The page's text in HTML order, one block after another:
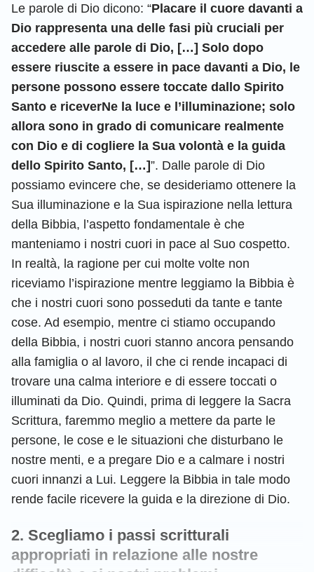
Le parole di Dio dicono: “Placare il cuore davanti a
Dio rappresenta una delle fasi più cruciali per
accedere alle parole di Dio, […] Solo dopo
essere riuscite a essere in pace davanti a Dio, le
persone possono essere toccate dallo Spirito
Santo e riceverNe la luce e l’illuminazione; solo
allora sono in grado di comunicare realmente
con Dio e di cogliere la Sua volontà e la guida
dello Spirito Santo, […]”. Dalle parole di Dio
possiamo evincere che, se desideriamo ottenere la
Sua illuminazione e la Sua ispirazione nella lettura
della Bibbia, l’aspetto fondamentale è che
manteniamo i nostri cuori in pace al Suo cospetto.
In realtà, la ragione per cui molte volte non
riceviamo l’ispirazione mentre leggiamo la Bibbia è
che i nostri cuori sono posseduti da tante e tante
cose. Ad esempio, mentre ci stiamo occupando
della Bibbia, i nostri cuori stanno ancora pensando
alla famiglia o al lavoro, il che ci rende incapaci di
trovare una calma interiore e di essere toccati o
illuminati da Dio. Quindi, prima di leggere la Sacra
Scrittura, faremmo meglio a mettere da parte le
persone, le cose e le situazioni che disturbano le
nostre menti, e a pregare Dio e a calmare i nostri
cuori innanzi a Lui. Leggere la Bibbia in tale modo
rende facile ricevere la guida e la direzione di Dio.
2. Scegliamo i passi scritturali
appropriati in relazione alle nostre